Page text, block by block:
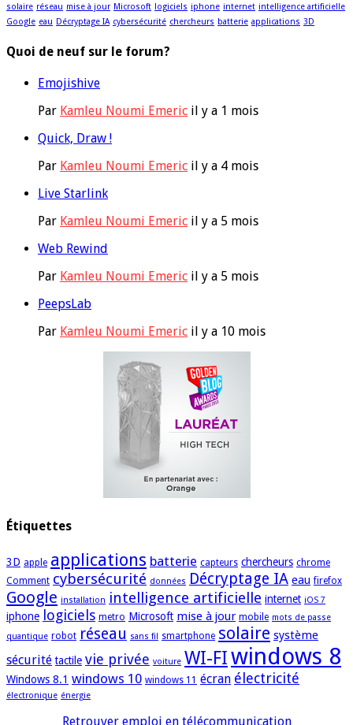
solaire réseau mise à jour Microsoft logiciels iphone internet intelligence artificielle
Google eau Décryptage IA cybersécurité chercheurs batterie applications 3D
Quoi de neuf sur le forum?
Emojishive
Par Kamleu Noumi Emeric il y a 1 mois
Quick, Draw !
Par Kamleu Noumi Emeric il y a 4 mois
Live Starlink
Par Kamleu Noumi Emeric il y a 5 mois
Web Rewind
Par Kamleu Noumi Emeric il y a 5 mois
PeepsLab
Par Kamleu Noumi Emeric il y a 10 mois
Étiquettes
3D apple applications batterie capteurs chercheurs chrome
Comment cybersécurité données Décryptage IA eau firefox
Google installation intelligence artificielle internet iOS 7
iphone logiciels metro Microsoft mise à jour mobile mots de passe
quantique robot réseau sans fil smartphone solaire système
sécurité tactile vie privée voiture WI-FIwindows 8
Windows 8.1 windows 10 windows 11 écran électricité
électronique énergie
Retrouver emploi en télécommunication